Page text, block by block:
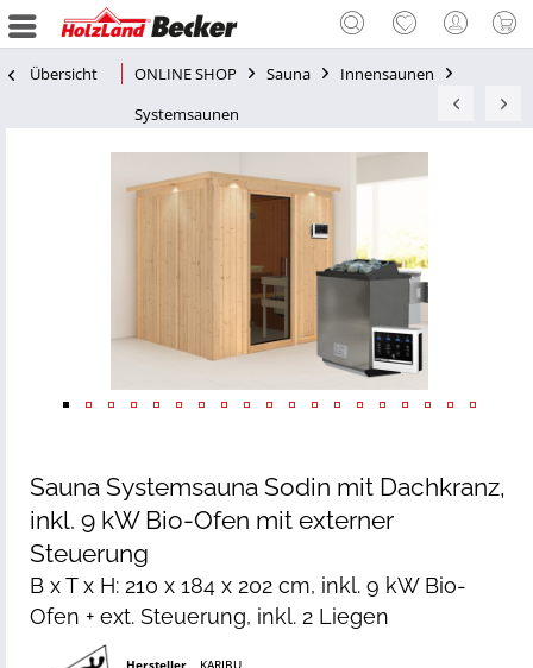
Übersicht ONLINE SHOP Sauna
Innensaunen
Systemsaunen
Sauna Systemsauna Sodin mit Dachkranz,
inkl. 9 kW Bio-Ofen mit externer
Steuerung
B x T x H: 210 x 184 x 202 cm, inkl. 9 kW Bio-
Ofen + ext. Steuerung, inkl. 2 Liegen
Hersteller
KARIBU